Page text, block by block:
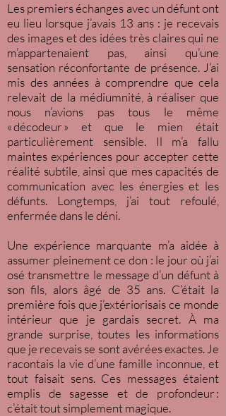
Les premiers échanges avec un défunt ont
eu lieu lorsque j’avais 13 ans : je recevais
des images et des idées très claires qui ne
m’appartenaient pas, ainsi qu’une
sensation réconfortante de présence. J’ai
mis des années à comprendre que cela
relevait de la médiumnité, à réaliser que
nous n’avions pas tous le même
« décodeur » et que le mien était
particulièrement sensible. Il m’a fallu
maintes expériences pour accepter cette
réalité subtile, ainsi que mes capacités de
communication avec les énergies et les
défunts. Longtemps, j’ai tout refoulé,
enfermée dans le déni.
Une expérience marquante m’a aidée à
assumer pleinement ce don : le jour où j’ai
osé transmettre le message d’un défunt à
son fils, alors âgé de 35 ans. C’était la
première fois que j’extériorisais ce monde
intérieur que je gardais secret. À ma
grande surprise, toutes les informations
que je recevais se sont avérées exactes. Je
racontais la vie d’une famille inconnue, et
tout faisait sens. Ces messages étaient
emplis de sagesse et de profondeur :
c’était tout simplement magique.